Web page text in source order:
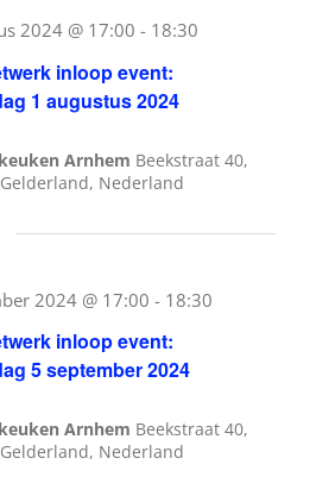
inloop event:
1 augustus 2024
2024 @ 17:00 - 18:30
Arnhem Beekstraat 40,
Nederland
inloop event:
5 september 2024
2024 @ 17:00 - 18:30
Arnhem Beekstraat 40,
Nederland